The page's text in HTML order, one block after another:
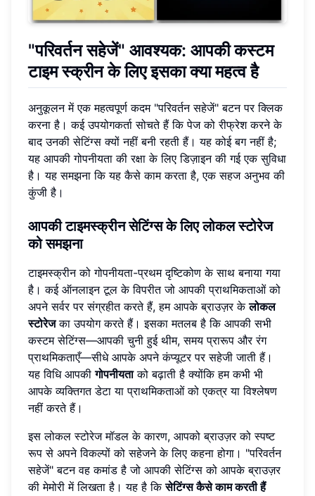
"परिवर्तन सहेजें" आवश्यक: आपकी कस्टम
टाइम स्क्रीन के लिए इसका क्या महत्व है
अनुकूलन में एक महत्वपूर्ण कदम "परिवर्तन सहेजें" बटन पर क्लिक
करना है। कई उपयोगकर्ता सोचते हैं कि पेज को रीफ्रेश करने के
बाद उनकी सेटिंग्स क्यों नहीं बनी रहती हैं। यह कोई बग नहीं है;
यह आपकी गोपनीयता की रक्षा के लिए डिज़ाइन की गई एक सुविधा
है। यह समझना कि यह कैसे काम करता है, एक सहज अनुभव की
कुंजी है।
आपकी टाइमस्क्रीन सेटिंग्स के लिए लोकल स्टोरेज
को समझना
टाइमस्क्रीन को गोपनीयता-प्रथम दृष्टिकोण के साथ बनाया गया
है। कई ऑनलाइन टूल के विपरीत जो आपकी प्राथमिकताओं को
अपने सर्वर पर संग्रहीत करते हैं, हम आपके ब्राउज़र केलोकल
स्टोरेजका उपयोग करते हैं। इसका मतलब है कि आपकी सभी
कस्टम सेटिंग्स—आपकी चुनी हुई थीम, समय प्रारूप और रंग
प्राथमिकताएँ—सीधे आपके अपने कंप्यूटर पर सहेजी जाती हैं।
यह विधि आपकीगोपनीयताको बढ़ाती है क्योंकि हम कभी भी
आपके व्यक्तिगत डेटा या प्राथमिकताओं को एकत्र या विश्लेषण
नहीं करते हैं।
इस लोकल स्टोरेज मॉडल के कारण, आपको ब्राउज़र को स्पष्ट
रूप से अपने विकल्पों को सहेजने के लिए कहना होगा। "परिवर्तन
सहेजें" बटन वह कमांड है जो आपकी सेटिंग्स को आपके ब्राउज़र
की मेमोरी में लिखता है। यह है किसेटिंग्स कैसे काम करती हैं